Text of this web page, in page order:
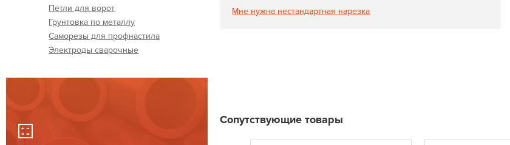
Петли для ворот
Грунтовка по металлу
Саморезы для профнастила
Электроды сварочные
Мне нужна нестандартная нарезка
Сопутствующие товары